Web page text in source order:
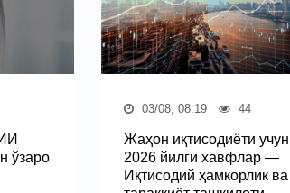
ўзаро
03/08, 08:19 44
Жаҳон иқтисодиёти учун
2026 йилги хавфлар —
Иқтисодий ҳамкорлик ва